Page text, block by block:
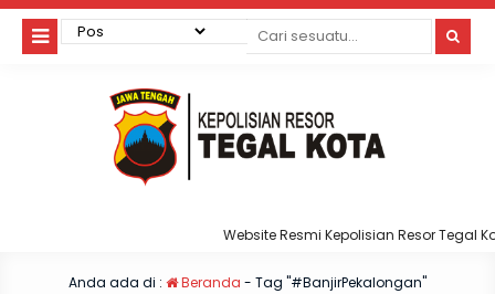
Website Resmi Kepolisian Resor Tegal
Anda ada di : Beranda - Tag "#BanjirPekalongan"